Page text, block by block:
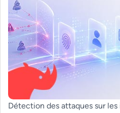
Détection des attaques sur